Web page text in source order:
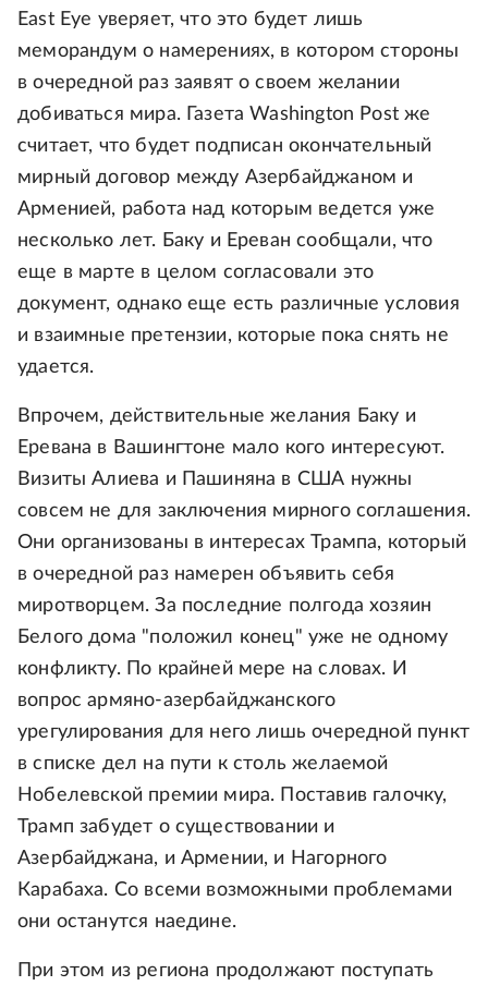
East Eye уверяет, что это будет лишь
меморандум о намерениях, в котором стороны
в очередной раз заявят о своем желании
добиваться мира. Газета Washington Post же
считает, что будет подписан окончательный
мирный договор между Азербайджаном и
Арменией, работа над которым ведется уже
несколько лет. Баку и Ереван сообщали, что
еще в марте в целом согласовали это
документ, однако еще есть различные условия
и взаимные претензии, которые пока снять не
удается.
Впрочем, действительные желания Баку и
Еревана в Вашингтоне мало кого интересуют.
Визиты Алиева и Пашиняна в США нужны
совсем не для заключения мирного соглашения.
Они организованы в интересах Трампа, который
в очередной раз намерен объявить себя
миротворцем. За последние полгода хозяин
Белого дома "положил конец" уже не одному
конфликту. По крайней мере на словах. И
вопрос армяно-азербайджанского
урегулирования для него лишь очередной пункт
в списке дел на пути к столь желаемой
Нобелевской премии мира. Поставив галочку,
Трамп забудет о существовании и
Азербайджана, и Армении, и Нагорного
Карабаха. Со всеми возможными проблемами
они останутся наедине.
При этом из региона продолжают поступать